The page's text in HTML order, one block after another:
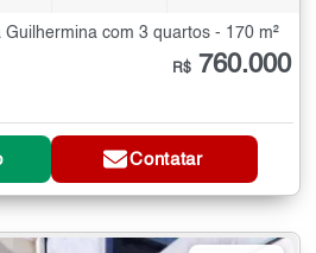
com 3 quartos - 170 m²
R$ 760.000
Contatar